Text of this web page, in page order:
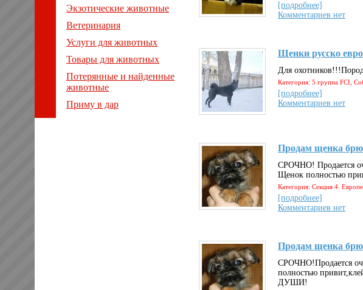
Экзотические животные
Ветеринария
Услуги для животных
Товары для животных
Потерянные и найденные
животные
Приму в дар
[подробнее]
Комментариев нет
Щенки русско
Для
Категория: 5 группа FCI,
[подробнее]
Комментариев нет
Продам щенка
СРОЧНО! Продается
Щенок полностью
Категория: Секция 4.
[подробнее]
Комментариев нет
Продам щенка
СРОЧНО!Продается
полностью
ДУШИ!